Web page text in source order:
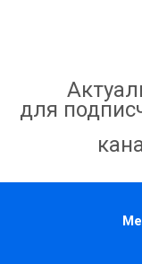
для